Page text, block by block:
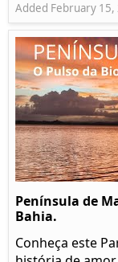
Added February 15,
Península de
Bahia.
Conheça este